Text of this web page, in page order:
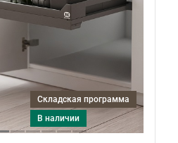
Складская программа
в наличии